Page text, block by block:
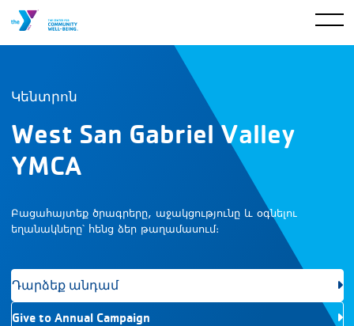
Կենտրոն
West San Gabriel Valley
YMCA
Բացահայտեք ծրագրերը, աջակցությունը և օգնելու
եղանակները՝ հենց ձեր թաղամասում։
Դարձեք անդամ
Give to Annual Campaign